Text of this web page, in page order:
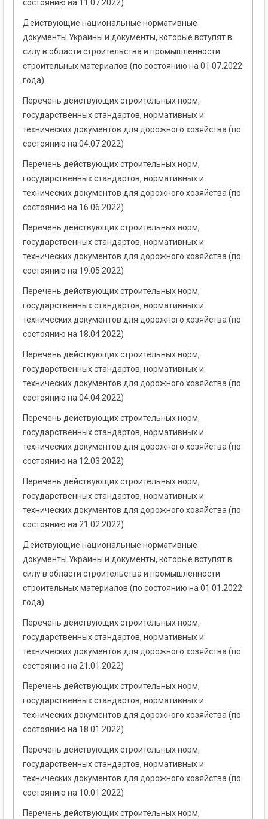
состоянию на 11.07.2022)
Действующие национальные нормативные
документы Украины и документы, которые вступят в
силу в области строительства и промышленности
строительных материалов (по состоянию на 01.07.2022
года)
Перечень действующих строительных норм,
государственных стандартов, нормативных и
технических документов для дорожного хозяйства (по
состоянию на 04.07.2022)
Перечень действующих строительных норм,
государственных стандартов, нормативных и
технических документов для дорожного хозяйства (по
состоянию на 16.06.2022)
Перечень действующих строительных норм,
государственных стандартов, нормативных и
технических документов для дорожного хозяйства (по
состоянию на 19.05.2022)
Перечень действующих строительных норм,
государственных стандартов, нормативных и
технических документов для дорожного хозяйства (по
состоянию на 18.04.2022)
Перечень действующих строительных норм,
государственных стандартов, нормативных и
технических документов для дорожного хозяйства (по
состоянию на 04.04.2022)
Перечень действующих строительных норм,
государственных стандартов, нормативных и
технических документов для дорожного хозяйства (по
состоянию на 12.03.2022)
Перечень действующих строительных норм,
государственных стандартов, нормативных и
технических документов для дорожного хозяйства (по
состоянию на 21.02.2022)
Действующие национальные нормативные
документы Украины и документы, которые вступят в
силу в области строительства и промышленности
строительных материалов (по состоянию на 01.01.2022
года)
Перечень действующих строительных норм,
государственных стандартов, нормативных и
технических документов для дорожного хозяйства (по
состоянию на 21.01.2022)
Перечень действующих строительных норм,
государственных стандартов, нормативных и
технических документов для дорожного хозяйства (по
состоянию на 18.01.2022)
Перечень действующих строительных норм,
государственных стандартов, нормативных и
технических документов для дорожного хозяйства (по
состоянию на 10.01.2022)
Перечень действующих строительных норм,